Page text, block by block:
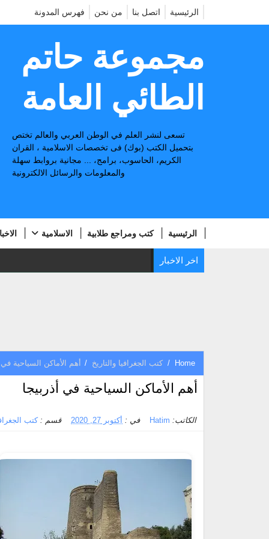
الرئيسية اتصل بنا من نحن فهرس المدونة
مجموعة حاتم
الطائي العامة
تسعى لنشر العلم في الوطن العربي والعالم تختص
بتحميل الكتب (بوك) فى تخصصات الاسلامية ، القران
الكريم، الحاسوب، برامج، ... مجانية بروابط سهلة
والمعلومات والرسائل الالكترونية
الرئيسية كتب ومراجع طلابية الاسلامية
اخر الاخبار
Home
/ كتب الجغرافيا والتاريخ / أهم الأماكن السياحية في
أهم الأماكن السياحية في أذربيجا
الكاتب: Hatim في : أكتوبر 27, 2020 قسم : كتب